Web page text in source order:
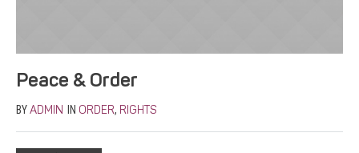
Peace & Order
BY ADMIN IN ORDER, RIGHTS